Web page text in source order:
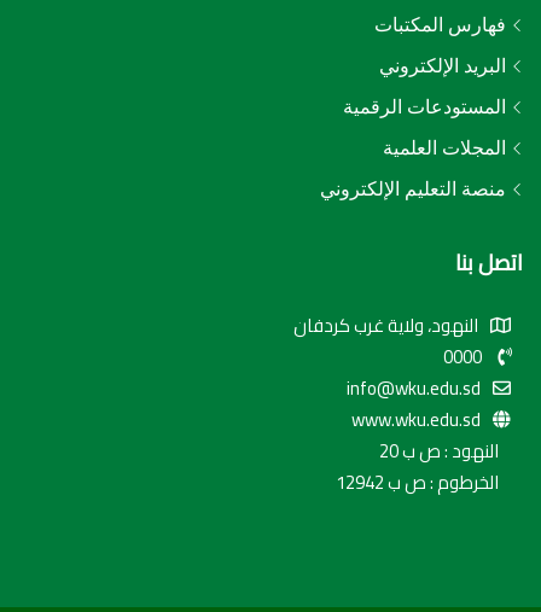
فهارس المكتبات
البريد الإلكتروني
المستودعات الرقمية
المجلات العلمية
منصة التعليم الإلكتروني
اتصل بنا
النهود، ولاية غرب كردفان
info@wku.edu.sd
www.wku.edu.sd
النهود : ص ب 20
الخرطوم : ص ب 12942